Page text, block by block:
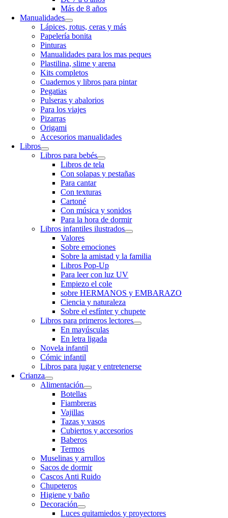
Más de 8 años
Manualidades
Lápices, rotus, ceras y más
Papelería bonita
Pinturas
Manualidades para los mas peques
Plastilina, slime y arena
Kits completos
Cuadernos y libros para pintar
Pegatias
Pulseras y abalorios
Para los viajes
Pizarras
Origami
Accesorios manualidades
Libros
Libros para bebés
Libros de tela
Con solapas y pestañas
Para cantar
Con texturas
Cartoné
Con música y sonidos
Para la hora de dormir
Libros infantiles ilustrados
Valores
Sobre emociones
Sobre la amistad y la familia
Libros Pop-Up
Para leer con luz UV
Empiezo el cole
sobre HERMANOS y EMBARAZO
Ciencia y naturaleza
Sobre el esfínter y chupete
Libros para primeros lectores
En mayúsculas
En letra ligada
Novela infantil
Cómic infantil
Libros para jugar y entretenerse
Crianza
Alimentación
Botellas
Fiambreras
Vajillas
Tazas y vasos
Cubiertos y accesorios
Baberos
Termos
Muselinas y arrullos
Sacos de dormir
Cascos Anti Ruido
Chupeteros
Higiene y baño
Decoración
Luces quitamiedos y proyectores